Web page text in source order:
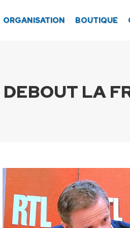
ORGANISATION BOUTIQUE
DEBOUT LA